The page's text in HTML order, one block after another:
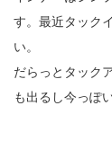
す。最近タック
い。
だらっとタック
も出るし今っぽ